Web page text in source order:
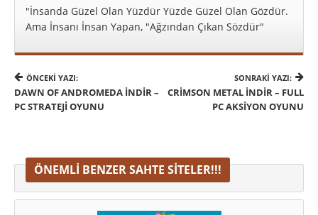
"İnsanda Güzel Olan Yüzdür Yüzde Güzel Olan Gözdür.
Ama İnsanı İnsan Yapan, "Ağzından Çıkan Sözdür"
ÖNCEKI YAZI:
DAWN OF ANDROMEDA İNDIR –
PC STRATEJI OYUNU
SONRAKI YAZI:
CRIMSON METAL İNDIR – FULL
PC AKSIYON OYUNU
ÖNEMLI BENZER SAHTE SITELER!!!